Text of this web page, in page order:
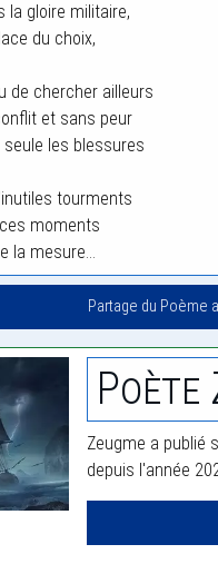
la gloire militaire,
du choix,
de chercher ailleurs
et sans peur
seule les blessures
tourments
moments
la mesure…
Partage du Poème
Poète
Zeugme a publié
depuis l'année